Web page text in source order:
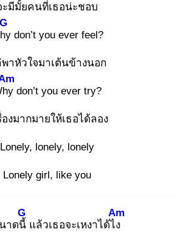
ะมีมั้ยคนที่เธอน่ะชอบ
G
don’t you ever feel?
าหัวใจมาเต้นข้างนอก
don’t you ever try?
องมากมายให้เธอได้ลอง
Lonely, lonely, lonely
Lonely girl, like you
าดนี้
G
แล้วเธอจะเหงาได้ไง
Am